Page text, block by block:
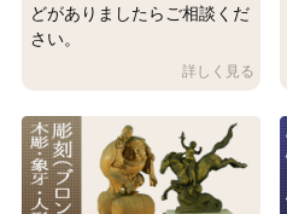
どがありましたらご相談くだ
さい。